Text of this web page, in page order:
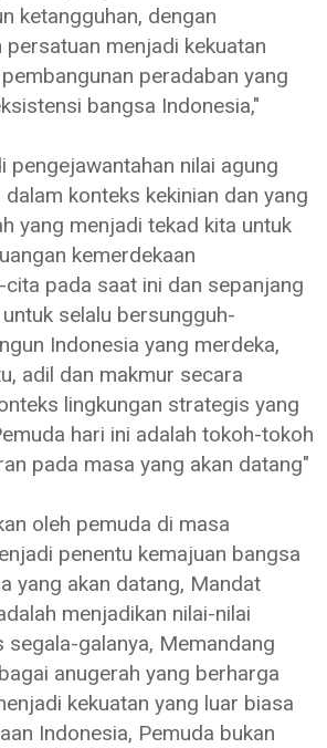
ketangguhan, dengan
persatuan menjadi kekuatan
peradaban yang
bangsa Indonesia,"
pengejawantahan nilai agung
konteks kekinian dan yang
yang menjadi tekad kita untuk
kemerdekaan
pada saat ini dan sepanjang
selalu bersungguh-
Indonesia yang merdeka,
adil dan makmur secara
lingkungan strategis yang
hari ini adalah tokoh-tokoh
pada masa yang akan datang"
oleh pemuda di masa
penentu kemajuan bangsa
yang akan datang, Mandat
menjadikan nilai-nilai
segala-galanya, Memandang
anugerah yang berharga
kekuatan yang luar biasa
Indonesia, Pemuda bukan